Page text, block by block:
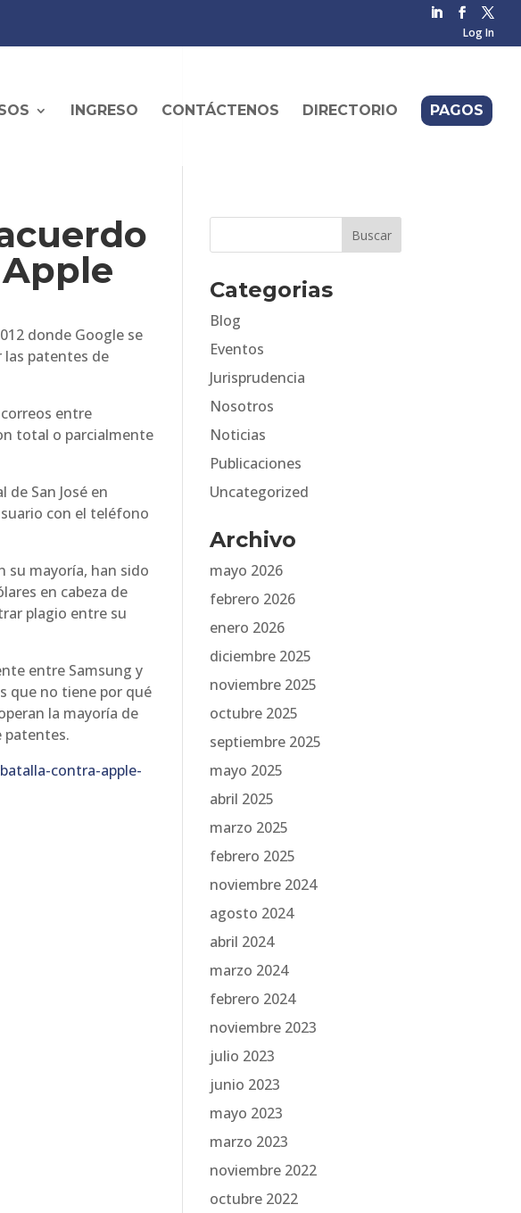
Log In
INGRESO CONTÁCTENOS DIRECTORIO PAGOS
donde Google se
las patentes de
entre
total o parcialmente
San José en
con el teléfono
su mayoría, han sido
en cabeza de
plagio entre su
entre Samsung y
que no tiene por qué
la mayoría de
patentes.
contra-apple-
Categorias
Blog
Eventos
Jurisprudencia
Nosotros
Noticias
Publicaciones
Uncategorized
Archivo
mayo 2026
febrero 2026
enero 2026
diciembre 2025
noviembre 2025
octubre 2025
septiembre 2025
mayo 2025
abril 2025
marzo 2025
febrero 2025
noviembre 2024
agosto 2024
abril 2024
marzo 2024
febrero 2024
noviembre 2023
julio 2023
junio 2023
mayo 2023
marzo 2023
noviembre 2022
octubre 2022